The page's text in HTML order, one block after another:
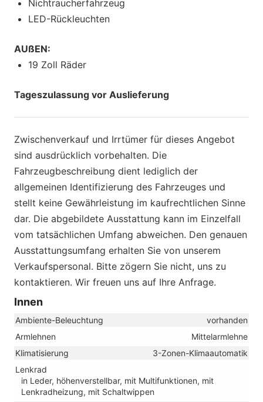
Nichtraucherfahrzeug
LED-Rückleuchten
AUßEN:
19 Zoll Räder
Tageszulassung vor Auslieferung
Zwischenverkauf und Irrtümer für dieses Angebot
sind ausdrücklich vorbehalten. Die
Fahrzeugbeschreibung dient lediglich der
allgemeinen Identifizierung des Fahrzeuges und
stellt keine Gewährleistung im kaufrechtlichen Sinne
dar. Die abgebildete Ausstattung kann im Einzelfall
vom tatsächlichen Umfang abweichen. Den genauen
Ausstattungsumfang erhalten Sie von unserem
Verkaufspersonal. Bitte zögern Sie nicht, uns zu
kontaktieren. Wir freuen uns auf Ihre Anfrage.
Innen
Ambiente-Beleuchtung
vorhanden
Armlehnen
Mittelarmlehne
Klimatisierung
3-Zonen-Klimaautomatik
Lenkrad
in Leder, höhenverstellbar, mit Multifunktionen, mit
Lenkradheizung, mit Schaltwippen